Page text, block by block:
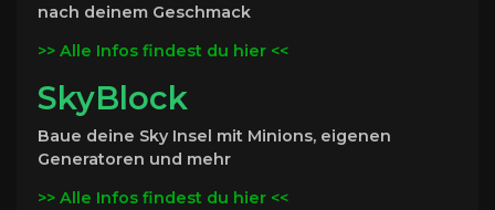
nach deinem Geschmack
>> Alle Infos findest du hier <<
SkyBlock
Baue deine Sky Insel mit Minions, eigenen
Generatoren und mehr
>> Alle Infos findest du hier <<